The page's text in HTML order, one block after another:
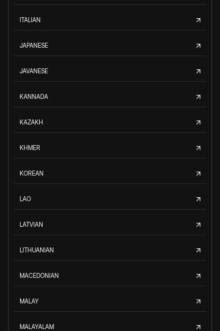
ITALIAN
JAPANESE
JAVANESE
KANNADA
KAZAKH
KHMER
KOREAN
LAO
LATVIAN
LITHUANIAN
MACEDONIAN
MALAY
MALAYALAM